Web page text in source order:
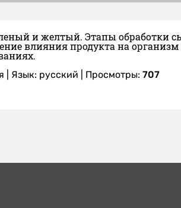
и желтый. Этапы обработки
влияния продукта на организм
Язык: русский | Просмотры: 707